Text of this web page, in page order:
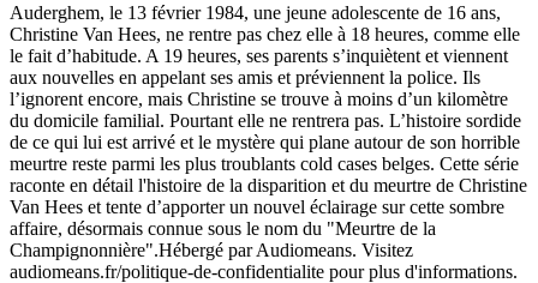
Auderghem, le 13 février 1984, une jeune adolescente de 16 ans,
Christine Van Hees, ne rentre pas chez elle à 18 heures, comme elle
le fait d’habitude. A 19 heures, ses parents s’inquiètent et viennent
aux nouvelles en appelant ses amis et préviennent la police. Ils
l’ignorent encore, mais Christine se trouve à moins d’un kilomètre
du domicile familial. Pourtant elle ne rentrera pas. L’histoire sordide
de ce qui lui est arrivé et le mystère qui plane autour de son horrible
meurtre reste parmi les plus troublants cold cases belges. Cette série
raconte en détail l'histoire de la disparition et du meurtre de Christine
Van Hees et tente d’apporter un nouvel éclairage sur cette sombre
affaire, désormais connue sous le nom du "Meurtre de la
Champignonnière".Hébergé par Audiomeans. Visitez
audiomeans.fr/politique-de-confidentialite pour plus d'informations.